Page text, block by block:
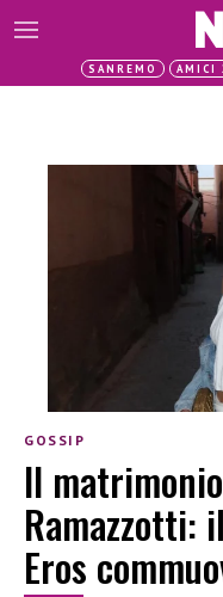
SANREMO AMICI
GOSSIP
Il
Ramazzotti:
Eros